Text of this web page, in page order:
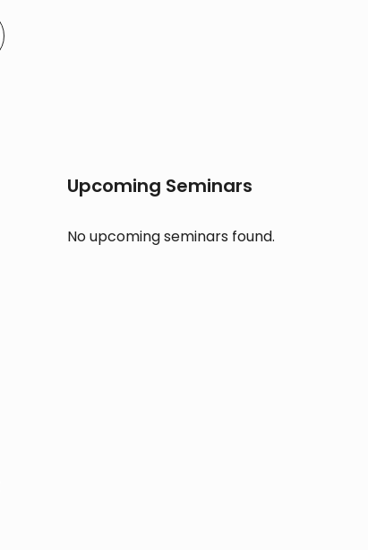
Upcoming Seminars
No upcoming seminars found.